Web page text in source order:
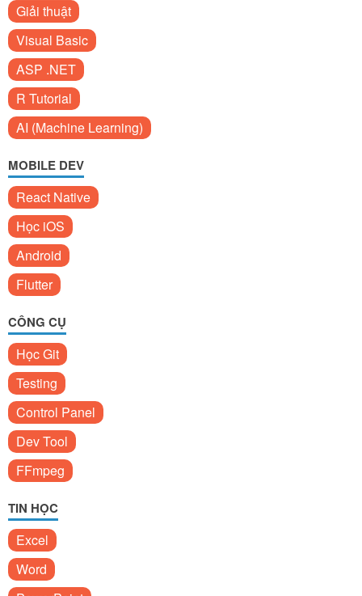
Giải thuật
Visual Basic
ASP .NET
R Tutorial
AI (Machine Learning)
MOBILE DEV
React Native
Học iOS
Android
Flutter
CÔNG CỤ
Học Git
Testing
Control Panel
Dev Tool
FFmpeg
TIN HỌC
Excel
Word